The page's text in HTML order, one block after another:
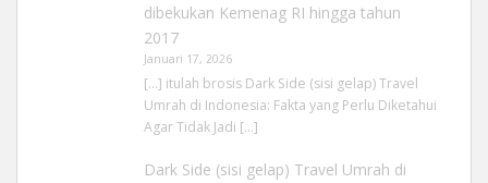
dibekukan Kemenag RI hingga tahun
2017
Januari 17, 2026
[…] itulah brosis Dark Side (sisi gelap) Travel
Umrah di Indonesia: Fakta yang Perlu Diketahui
Agar Tidak Jadi […]
Dark Side (sisi gelap) Travel Umrah di